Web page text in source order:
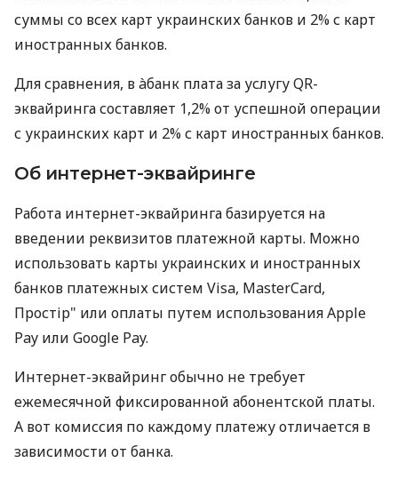
суммы со всех карт украинских банков и 2% с карт
иностранных банков.
Для сравнения, в àбанк плата за услугу QR-
эквайринга составляет 1,2% от успешной операции
с украинских карт и 2% с карт иностранных банков.
Об интернет-эквайринге
Работа интернет-эквайринга базируется на
введении реквизитов платежной карты. Можно
использовать карты украинских и иностранных
банков платежных систем Visa, MasterCard,
Простір" или оплаты путем использования Apple
Pay или Google Pay.
Интернет-эквайринг обычно не требует
ежемесячной фиксированной абонентской платы.
А вот комиссия по каждому платежу отличается в
зависимости от банка.